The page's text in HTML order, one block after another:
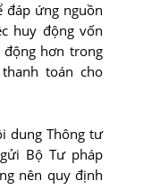
đáp ứng nguồn
huy động vốn
động hơn trong
toán cho
dung Thông tư
Bộ Tư pháp
nên quy định